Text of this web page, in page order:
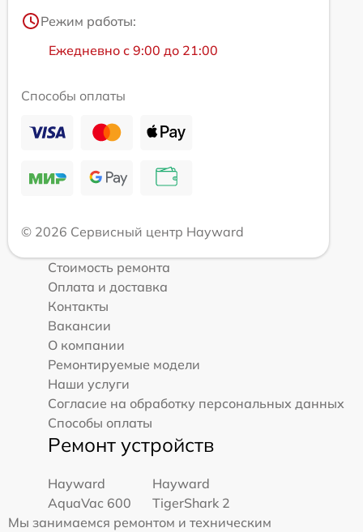
Режим работы:
Ежедневно с 9:00 до 21:00
Способы оплаты
© 2026 Сервисный центр Hayward
Стоимость ремонта
Оплата и доставка
Контакты
Вакансии
О компании
Ремонтируемые модели
Наши услуги
Согласие на обработку персональных данных
Способы оплаты
Ремонт устройств
Hayward
AquaVac 600
Hayward
TigerShark 2
Мы занимаемся ремонтом и техническим